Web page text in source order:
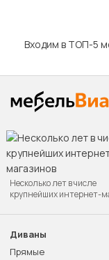
Входим в ТОП-5
Несколько лет в числе
крупнейших интернет-
Диваны
Прямые